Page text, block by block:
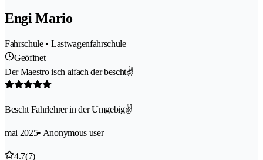
Engi Mario
Fahrschule • Lastwagenfahrschule
Geöffnet
Der Maestro isch aifach der bescht✌️
Bescht Fahrlehrer in der Umgebig✌️
mai 2025• Anonymous user
4.7(7)